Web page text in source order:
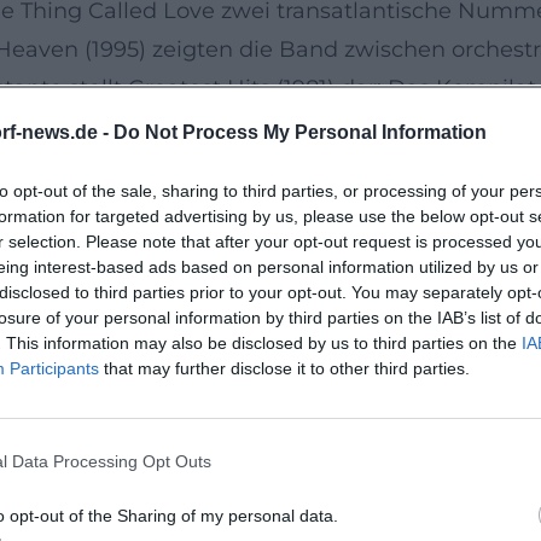
news.de - Do Not Process My Personal Information
opt-out of the sale, sharing to third parties, or processing of your
for targeted advertising by us, please use the below opt-out
selection. Please note that after your opt-out request is processed
interest-based ads based on personal information utilized by us
to third parties prior to your opt-out. You may separately
of your personal information by third parties on the IAB’s list of
This information may also be disclosed by us to third parties on the
Participants that may further disclose it to other third parties.
Data Processing Opt Outs
opt-out of the Sharing of my personal data.
Called Love zwei transatlantische
(1995) zeigten die Band zwischen
stellt Greatest Hits (1981) dar: Das
und ein Eckpfeiler der Queen-
und über 700 Konzerte
Operngeste und Publikumsnähe. Der 21-
Rock-Konzert-Set“ – ein Lehrstück in
Produktionen erspielte sich die Band über
hundert bis weit über 700 Live-Auftritte
Momenten und theatralischem
der Chart-Dominanz zum Meme der
und Sporttraditionen verankert: Das
sind omnipräsent in Stadien,
Zeitalter zum meistgestreamten Song des